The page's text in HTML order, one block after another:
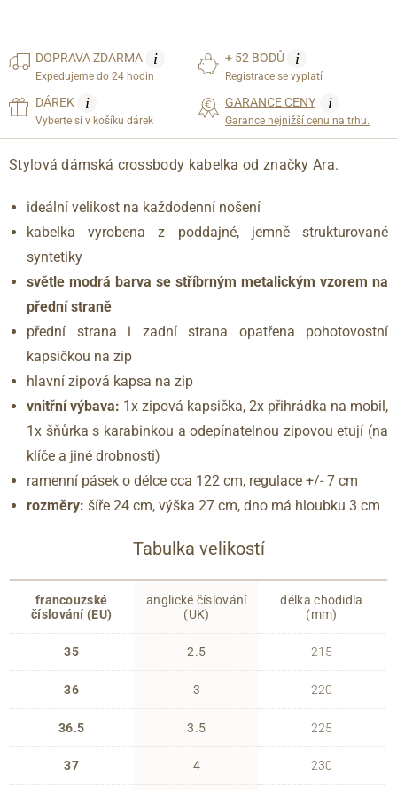
DOPRAVAZDARMA i
Expedujeme do 24 hodin
+ 52 BODŮ i
Registrace se vyplatí
DÁREK i
Vyberte si v košíku dárek
GARANCE CENY i
Garance nejnižší cenu na trhu.
Stylová dámská crossbody kabelka od značky Ara.
ideální velikost na každodenní nošení
kabelka vyrobena z poddajné, jemně strukturované
syntetiky
světle modrá barva se stříbrným metalickým vzorem na
přední straně
přední strana i zadní strana opatřena pohotovostní
kapsičkou na zip
hlavní zipová kapsa na zip
vnitřní výbava: 1x zipová kapsička, 2x přihrádka na mobil,
1x šňůrka s karabinkou a odepínatelnou zipovou etují (na
klíče a jiné drobnosti)
ramenní pásek o délce cca 122 cm, regulace +/- 7 cm
rozměry: šíře 24 cm, výška 27 cm, dno má hloubku 3 cm
Tabulka velikostí
francouzské
číslování (EU)
35
36
36.5
37
anglické číslování
(UK)
2.5
3
3.5
4
délka chodidla
(mm)
215
220
225
230